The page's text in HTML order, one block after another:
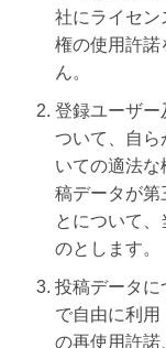
社にライセン
権の使用許諾
ん。
登録ユーザー
ついて、自ら
いての適法
稿データが第
とについて
のとします。
投稿データに
で自由に利
の再使用許諾